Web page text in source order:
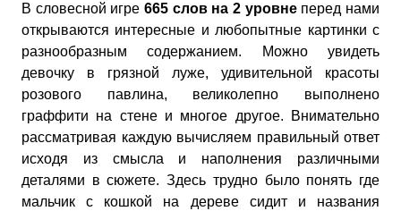
В словесной игре 665 слов на 2 уровнеперед нами
открываются интересные и любопытные картинки с
разнообразным содержанием. Можно увидеть
девочку в грязной луже, удивительной красоты
розового павлина, великолепно выполнено
граффити на стене и многое другое. Внимательно
рассматривая каждую вычисляем правильный ответ
исходя из смысла и наполнения различными
деталями в сюжете. Здесь трудно было понять где
мальчик с кошкой на дереве сидит и названия